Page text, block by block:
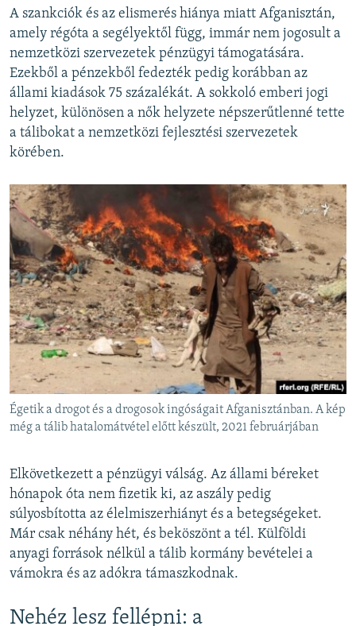
A szankciók és az elismerés hiánya miatt Afganisztán,
amely régóta a segélyektől függ, immár nem jogosult a
nemzetközi szervezetek pénzügyi támogatására.
Ezekből a pénzekből fedezték pedig korábban az
állami kiadások 75 százalékát. A sokkoló emberi jogi
helyzet, különösen a nők helyzete népszerűtlenné tette
a tálibokat a nemzetközi fejlesztési szervezetek
körében.
Égetik a drogot és a drogosok ingóságait Afganisztánban. A kép
még a tálib hatalomátvétel előtt készült, 2021 februárjában
Elkövetkezett a pénzügyi válság. Az állami béreket
hónapok óta nem fizetik ki, az aszály pedig
súlyosbította az élelmiszerhiányt és a betegségeket.
Már csak néhány hét, és beköszönt a tél. Külföldi
anyagi források nélkül a tálib kormány bevételei a
vámokra és az adókra támaszkodnak.
Nehéz lesz fellépni: a